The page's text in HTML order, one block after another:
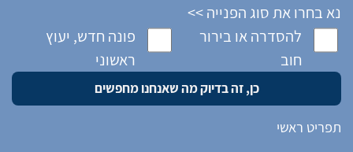
נא בחרו את סוג הפנייה >>
להסדרה או בירור
חוב
פונה חדש, יעוץ
ראשוני
תפריט ראשי